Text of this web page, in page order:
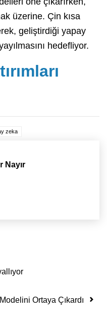
üzerine. Çin kısa
geliştirdiği yapay
hedefliyor.
zeka
Nayır
Ortaya Çıkardı